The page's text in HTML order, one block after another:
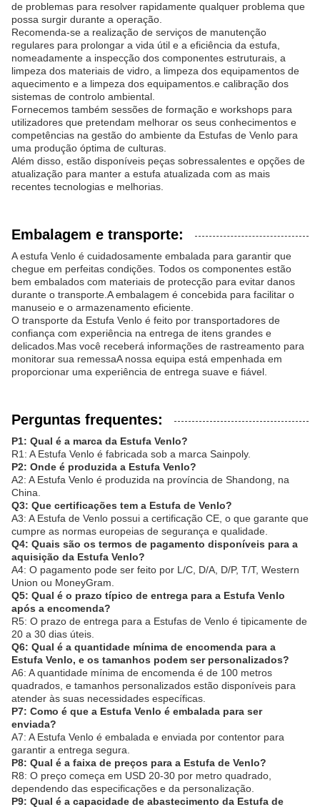
de problemas para resolver rapidamente qualquer problema que
possa surgir durante a operação.
Recomenda-se a realização de serviços de manutenção
regulares para prolongar a vida útil e a eficiência da estufa,
nomeadamente a inspecção dos componentes estruturais, a
limpeza dos materiais de vidro, a limpeza dos equipamentos de
aquecimento e a limpeza dos equipamentos.e calibração dos
sistemas de controlo ambiental.
Fornecemos também sessões de formação e workshops para
utilizadores que pretendam melhorar os seus conhecimentos e
competências na gestão do ambiente da Estufas de Venlo para
uma produção óptima de culturas.
Além disso, estão disponíveis peças sobressalentes e opções de
atualização para manter a estufa atualizada com as mais
recentes tecnologias e melhorias.
Embalagem e transporte:
A estufa Venlo é cuidadosamente embalada para garantir que
chegue em perfeitas condições. Todos os componentes estão
bem embalados com materiais de protecção para evitar danos
durante o transporte.A embalagem é concebida para facilitar o
manuseio e o armazenamento eficiente.
O transporte da Estufa Venlo é feito por transportadores de
confiança com experiência na entrega de itens grandes e
delicados.Mas você receberá informações de rastreamento para
monitorar sua remessaA nossa equipa está empenhada em
proporcionar uma experiência de entrega suave e fiável.
Perguntas frequentes:
P1: Qual é a marca da Estufa Venlo?
R1: A Estufa Venlo é fabricada sob a marca Sainpoly.
P2: Onde é produzida a Estufa Venlo?
A2: A Estufa Venlo é produzida na província de Shandong, na
China.
Q3: Que certificações tem a Estufa de Venlo?
A3: A Estufa de Venlo possui a certificação CE, o que garante que
cumpre as normas europeias de segurança e qualidade.
Q4: Quais são os termos de pagamento disponíveis para a
aquisição da Estufa Venlo?
A4: O pagamento pode ser feito por L/C, D/A, D/P, T/T, Western
Union ou MoneyGram.
Q5: Qual é o prazo típico de entrega para a Estufa Venlo
após a encomenda?
R5: O prazo de entrega para a Estufas de Venlo é tipicamente de
20 a 30 dias úteis.
Q6: Qual é a quantidade mínima de encomenda para a
Estufa Venlo, e os tamanhos podem ser personalizados?
A6: A quantidade mínima de encomenda é de 100 metros
quadrados, e tamanhos personalizados estão disponíveis para
atender às suas necessidades específicas.
P7: Como é que a Estufa Venlo é embalada para ser
enviada?
A7: A Estufa Venlo é embalada e enviada por contentor para
garantir a entrega segura.
P8: Qual é a faixa de preços para a Estufa de Venlo?
R8: O preço começa em USD 20-30 por metro quadrado,
dependendo das especificações e da personalização.
P9: Qual é a capacidade de abastecimento da Estufa de